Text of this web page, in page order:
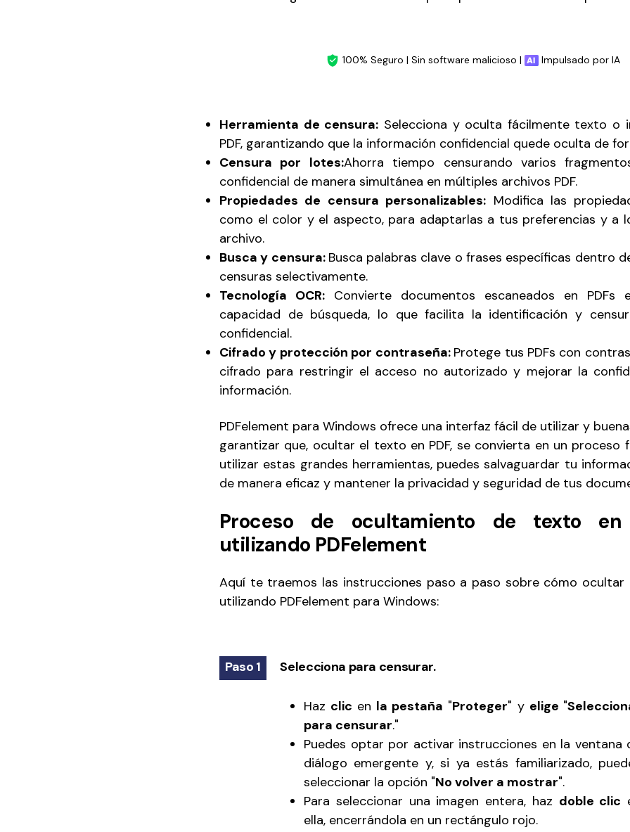
100% Seguro | Sin software malicioso | Impulsado por IA
Herramienta de censura: Selecciona y oculta fácilmente texto o
PDF, garantizando que la información confidencial quede oculta de
Censura por lotes:Ahorra tiempo censurando varios
confidencial de manera simultánea en múltiples archivos PDF.
Propiedades de censura personalizables: Modifica las
como el color y el aspecto, para adaptarlas a tus preferencias y a
archivo.
Busca y censura: Busca palabras clave o frases específicas dentro
censuras selectivamente.
Tecnología OCR: Convierte documentos escaneados en PDFs
capacidad de búsqueda, lo que facilita la identificación y
confidencial.
Cifrado y protección por contraseña: Protege tus PDFs con
cifrado para restringir el acceso no autorizado y mejorar la
información.
PDFelement para Windows ofrece una interfaz fácil de utilizar y
garantizar que, ocultar el texto en PDF, se convierta en un proceso
utilizar estas grandes herramientas, puedes salvaguardar tu
de manera eficaz y mantener la privacidad y seguridad de tus
Proceso de ocultamiento de texto en
utilizando PDFelement
Aquí te traemos las instrucciones paso a paso sobre cómo ocultar
utilizando PDFelement para Windows:
Paso 1 Selecciona para censurar.
Haz clic en la pestaña "Proteger" y elige "
para censurar."
Puedes optar por activar instrucciones en la ventana
diálogo emergente y, si ya estás familiarizado,
seleccionar la opción "No volver a mostrar".
Para seleccionar una imagen entera, haz doble clic
ella, encerrándola en un rectángulo rojo.